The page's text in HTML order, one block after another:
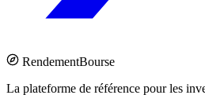
RendementBourse
La plateforme de référence pour les